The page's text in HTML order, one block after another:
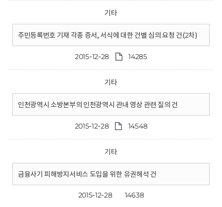
기타
주민등록번호 기재 각종 증서, 서식에 대한 건별 심의 요청 건(2차)
2015-12-28 14285
기타
인천광역시 소방본부의 인천광역시 관내 영상 관련 질의 건
2015-12-28 14548
기타
금융사기 피해방지서비스 도입을 위한 유권해석 건
2015-12-28 14638